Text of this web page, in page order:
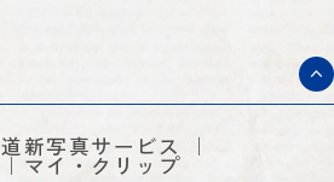
道新写真サービス
マイ・クリップ